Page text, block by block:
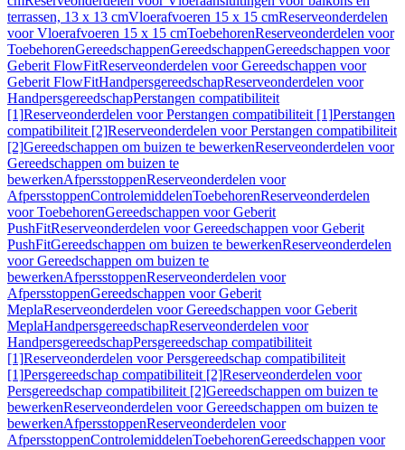
terrassen, 13 x 13 cmVloerafvoeren 15 x 15 cmReserveonderdelen
voor Vloerafvoeren 15 x 15 cmToebehorenReserveonderdelen voor
ToebehorenGereedschappenGereedschappenGereedschappen voor
Geberit FlowFitReserveonderdelen voor Gereedschappen voor
Geberit FlowFitHandpersgereedschapReserveonderdelen voor
HandpersgereedschapPerstangen compatibiliteit
[1]Reserveonderdelen voor Perstangen compatibiliteit [1]Perstangen
compatibiliteit [2]Reserveonderdelen voor Perstangen compatibiliteit
[2]Gereedschappen om buizen te bewerkenReserveonderdelen voor
Gereedschappen om buizen te
bewerkenAfpersstoppenReserveonderdelen voor
AfpersstoppenControlemiddelenToebehorenReserveonderdelen
voor ToebehorenGereedschappen voor Geberit
PushFitReserveonderdelen voor Gereedschappen voor Geberit
PushFitGereedschappen om buizen te bewerkenReserveonderdelen
voor Gereedschappen om buizen te
bewerkenAfpersstoppenReserveonderdelen voor
AfpersstoppenGereedschappen voor Geberit
MeplaReserveonderdelen voor Gereedschappen voor Geberit
MeplaHandpersgereedschapReserveonderdelen voor
HandpersgereedschapPersgereedschap compatibiliteit
[1]Reserveonderdelen voor Persgereedschap compatibiliteit
[1]Persgereedschap compatibiliteit [2]Reserveonderdelen voor
Persgereedschap compatibiliteit [2]Gereedschappen om buizen te
bewerkenReserveonderdelen voor Gereedschappen om buizen te
bewerkenAfpersstoppenReserveonderdelen voor
AfpersstoppenControlemiddelenToebehorenGereedschappen voor